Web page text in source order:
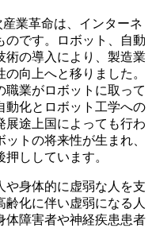
業革命は、インターネ
のです。ロボット、自動
術の導入により、製造業
向上へと移りました。
職業がロボットに取って
動化とロボット工学への
展途上国によっても行わ
トの将来性が生まれ、
ししています。
や身体的に虚弱な人を支
化に伴い虚弱になる人
体障害者や神経疾患患者